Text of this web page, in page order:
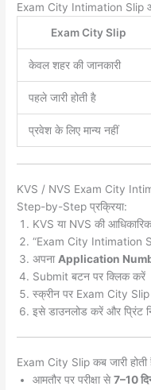
Exam City Intimation Slip
Exam City Slip
केवल शहर की जानकारी
पहले जारी होती है
प्रवेश के लिए मान्य नहीं
KVS / NVS Exam City
Step-by-Step प्रक्रिया:
KVS या NVS की
“Exam City Intimation
अपनाApplication
Submit बटन पर क्लिक करें
स्क्रीन पर Exam City Slip
इसे डाउनलोड करें और प्रिंट
Exam City Slip कब जारी होती
आमतौर पर परीक्षा से7–10